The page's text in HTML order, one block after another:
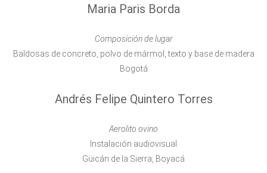
Maria Paris Borda
Composición de lugar
Baldosas de concreto, polvo de mármol, texto y base de madera
Bogotá
Andrés Felipe Quintero Torres
Aerolito ovino
Instalación audiovisual
Güicán de la Sierra, Boyacá